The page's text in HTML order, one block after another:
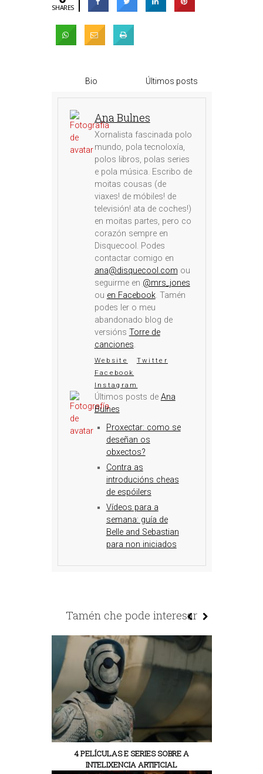
SHARES
Bio Últimos posts
Ana Bulnes
Xornalista fascinada polo
mundo, pola tecnoloxía,
polos libros, polas series
e pola música. Escribo de
moitas cousas (de
viaxes! de móbiles! de
televisión! ata de coches!)
en moitas partes, pero co
corazón sempre en
Disquecool. Podes
contactar comigo en
ana@disquecool.com ou
seguirme en @mrs_jones
ou en Facebook. Tamén
podes ler o meu
abandonado blog de
versións Torre de
canciones.
Website
Twitter
Facebook
Instagram
Últimos posts de Ana
Bulnes
Proxectar: como se
deseñan os
obxectos?
Contra as
introducións cheas
de espóilers
Vídeos para a
semana: guía de
Belle and Sebastian
para non iniciados
Tamén che pode interesar
4 PELÍCULAS E SERIES SOBRE A
INTELIXENCIA ARTIFICIAL